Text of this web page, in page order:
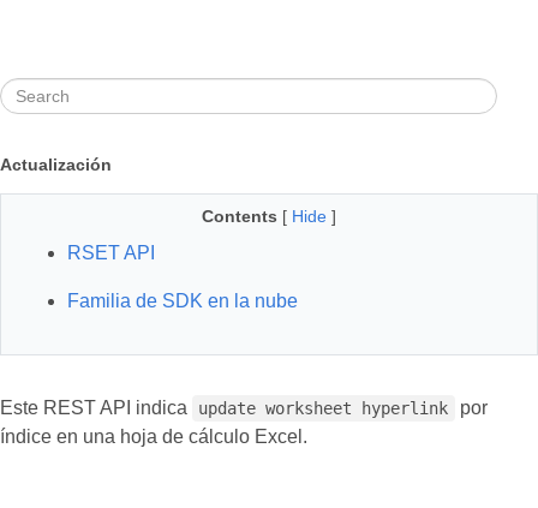
Actualización
Contents [ Hide ]
RSET API
Familia de SDK en la nube
Este REST API indica update worksheet hyperlink
por
índice en una hoja de cálculo Excel.